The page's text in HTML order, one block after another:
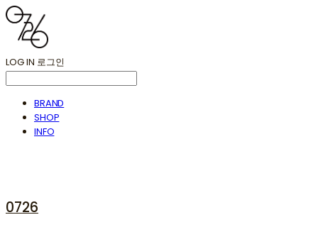
LOG IN 로그인
BRAND
SHOP
INFO
0726